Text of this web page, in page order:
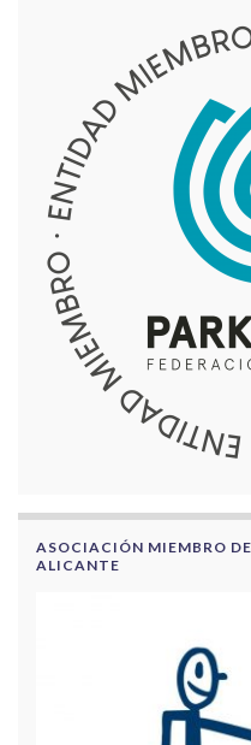
ASOCIACIÓN MIEMBRO
ALICANTE